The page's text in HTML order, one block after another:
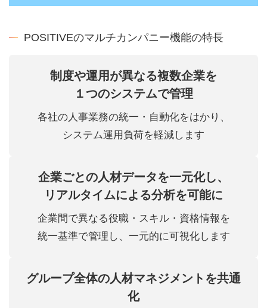
POSITIVEのマルチカンパニー機能の特長
制度や運用が異なる複数企業を
１つのシステムで管理
各社の人事業務の統一・自動化をはかり、
システム運用負荷を軽減します
企業ごとの人材データを一元化し、
リアルタイムによる分析を可能に
企業間で異なる役職・スキル・資格情報を
統一基準で管理し、一元的に可視化します
グループ全体の人材マネジメントを共通
化